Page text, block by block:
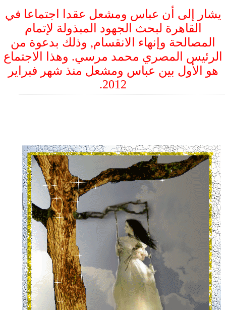
يشار إلى أن عباس ومشعل عقدا اجتماعا في
القاهرة لبحث الجهود المبذولة لإتمام
المصالحة وإنهاء الانقسام, وذلك بدعوة من
الرئيس المصري محمد مرسي. وهذا الاجتماع
هو الأول بين عباس ومشعل منذ شهر فبراير
2012.